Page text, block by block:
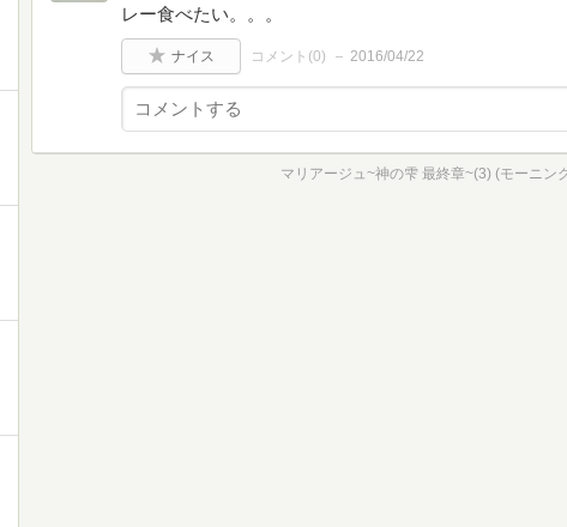
レー食べたい。。。
ナイス コメント(0) 2016/04/22
マリアージュ~神の雫 最終章~(3) (モーニン